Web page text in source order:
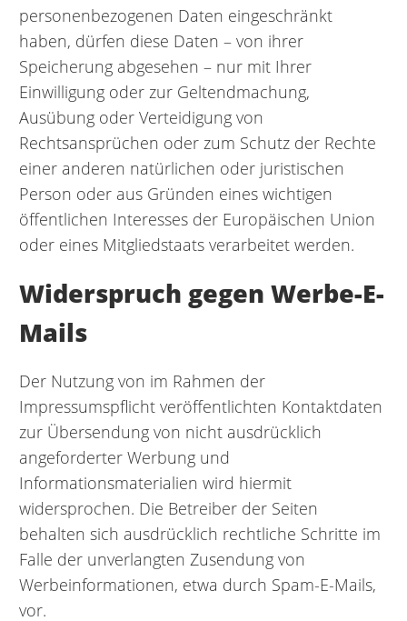
personenbezogenen Daten eingeschränkt
haben, dürfen diese Daten – von ihrer
Speicherung abgesehen – nur mit Ihrer
Einwilligung oder zur Geltendmachung,
Ausübung oder Verteidigung von
Rechtsansprüchen oder zum Schutz der Rechte
einer anderen natürlichen oder juristischen
Person oder aus Gründen eines wichtigen
öffentlichen Interesses der Europäischen Union
oder eines Mitgliedstaats verarbeitet werden.
Widerspruch gegen Werbe-E-
Mails
Der Nutzung von im Rahmen der
Impressumspflicht veröffentlichten Kontaktdaten
zur Übersendung von nicht ausdrücklich
angeforderter Werbung und
Informationsmaterialien wird hiermit
widersprochen. Die Betreiber der Seiten
behalten sich ausdrücklich rechtliche Schritte im
Falle der unverlangten Zusendung von
Werbeinformationen, etwa durch Spam-E-Mails,
vor.